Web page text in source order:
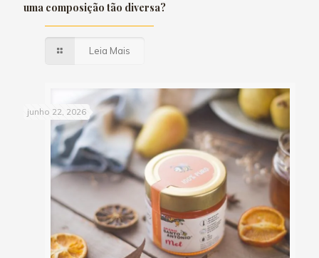
uma composição tão diversa?
Leia Mais
junho 22, 2026